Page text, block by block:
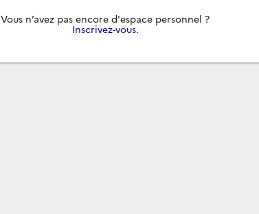
Vous n’avez pas encore d'espace personnel ?
Inscrivez-vous.